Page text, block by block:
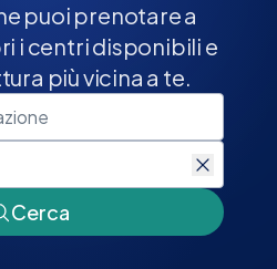
puoi prenotare a
i centri disponibili e
più vicina a te.
Cerca